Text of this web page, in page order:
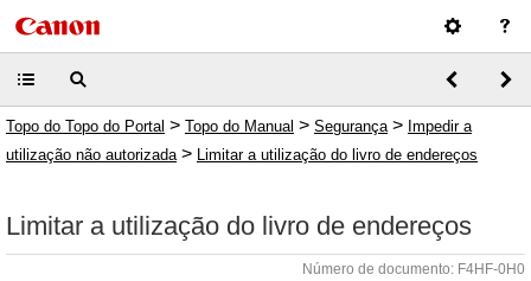
Topo do Topo do Portal > Topo do Manual > Segurança > Impedir a
utilização não autorizada > Limitar a utilização do livro de endereços
Limitar a utilização do livro de endereços
Número de documento: F4HF-0H0